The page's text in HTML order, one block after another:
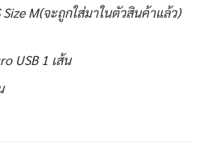
Size M(จะถูกใส่มาในตัวสินค้าแล้ว)
USB 1 เส้น